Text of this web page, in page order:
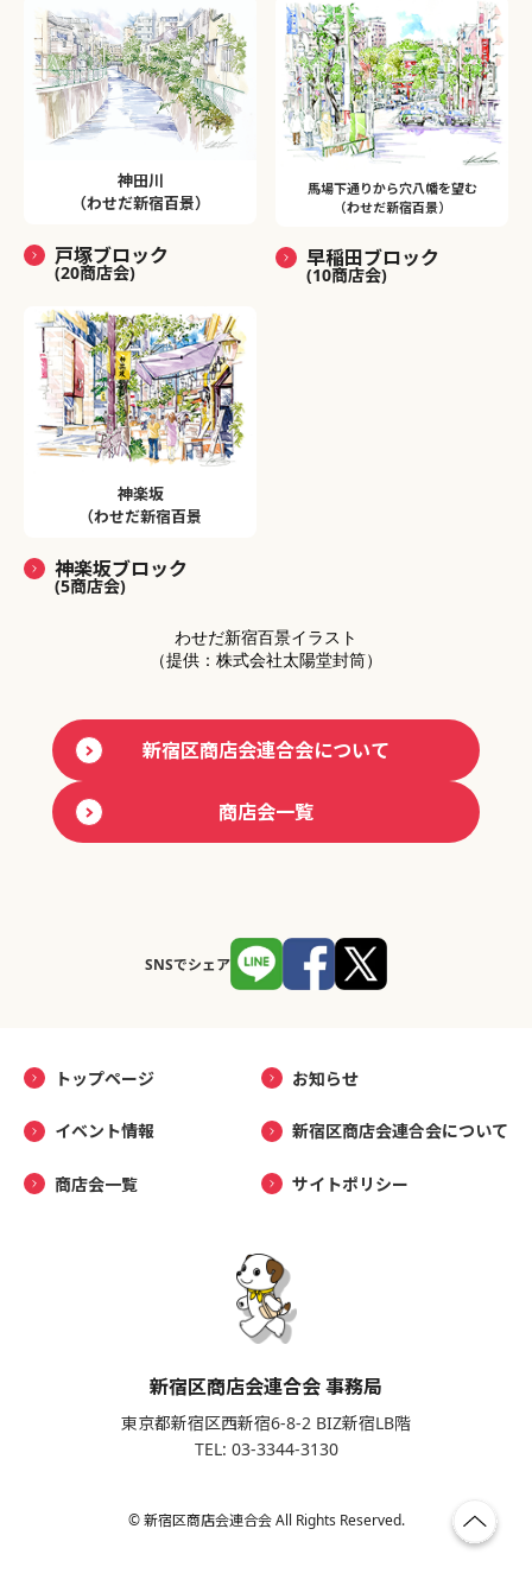
神田川
（わせだ新宿百景）
戸塚ブロック
(20商店会)
馬場下通りから穴八幡を望む
（わせだ新宿百景）
早稲田ブロック
(10商店会)
神楽坂
（わせだ新宿百景
神楽坂ブロック
(5商店会)
わせだ新宿百景イラスト
（提供：株式会社太陽堂封筒）
新宿区商店会連合会について
商店会一覧
SNSでシェア
トップページ お知らせ
イベント情報 新宿区商店会連合会について
商店会一覧 サイトポリシー
新宿区商店会連合会 事務局
東京都新宿区西新宿6-8-2 BIZ新宿LB階
TEL: 03-3344-3130
© 新宿区商店会連合会 All Rights Reserved.